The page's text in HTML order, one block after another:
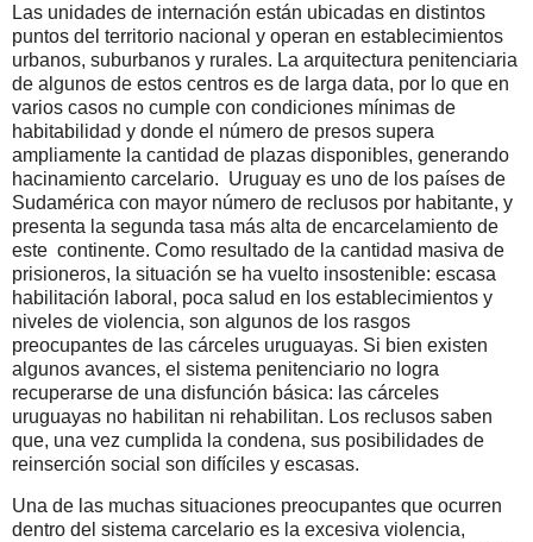
Las unidades de internación están ubicadas en distintos
puntos del territorio nacional y operan en establecimientos
urbanos, suburbanos y rurales. La arquitectura penitenciaria
de algunos de estos centros es de larga data, por lo que en
varios casos no cumple con condiciones mínimas de
habitabilidad y donde el número de presos supera
ampliamente la cantidad de plazas disponibles, generando
hacinamiento carcelario. Uruguay es uno de los países de
Sudamérica con mayor número de reclusos por habitante, y
presenta la segunda tasa más alta de encarcelamiento de
este continente. Como resultado de la cantidad masiva de
prisioneros, la situación se ha vuelto insostenible: escasa
habilitación laboral, poca salud en los establecimientos y
niveles de violencia, son algunos de los rasgos
preocupantes de las cárceles uruguayas. Si bien existen
algunos avances, el sistema penitenciario no logra
recuperarse de una disfunción básica: las cárceles
uruguayas no habilitan ni rehabilitan. Los reclusos saben
que, una vez cumplida la condena, sus posibilidades de
reinserción social son difíciles y escasas.
Una de las muchas situaciones preocupantes que ocurren
dentro del sistema carcelario es la excesiva violencia,